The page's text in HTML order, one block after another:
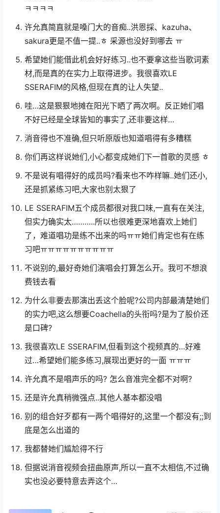
ㅋㅋㅋㅋ
许允真简直就是嗓门大的音痴..洪恩採、kazuha、
sakura更是不值一提..ㅎ 采源也没好到哪去 ㅠ
希望她们能借此机会好好练习..也不要拿这些当歌词素
材,而是真的在实力上取得进步。我很喜欢LE
SSERAFIM的风格,但现在真的让人失望..
哇…这是狠狠地摊在阳光下晒了两次啊。反正她们唱
不好已经是全球皆知的事实了,还非要这样…
消音得也不准确,但只听原版也知道唱得有多糟糕
你们再这样说她们,小心都变成她们下一首歌的灵感 ㅎ
不是说有唱得好的成员吗?看来也不咋样嘛..她们还小,
还是抓紧练习吧,大家也别太狠了
LE SSERAFIM五个成员都很对我口味,一直有在关注,
但实力确实太………..所以也很难更深地喜欢上她们
了，难道唱功是练不出来的吗ㅠㅠ她们肯定也有在练
习吧ㅠㅠㅠㅠㅠㅠㅠㅠㅠㅠ
不说别的,最好奇她们演唱会打算怎么开。我可不想浪
费钱去看
为什么非要去那演出丢这个脸呢?公司内部最清楚她们
的实力吧,这么想要Coachella的头衔吗?是为了股价还
是口碑?
我很喜欢LE SSERAFIM,但看到这个视频真的…好难
过…希望她们能多练习,展现出更好的一面 ㅠㅠㅠ
许允真不是唱声乐的吗? 怎么音准完全都不对啊?
还是许允真稍微强点..其他人基本都没唱
别的组合好歹都有一两个唱得好的,这里一个都没有;;到
底是怎么出道的
我都替她们尴尬得不行
但据说消音视频会扭曲原声,所以一直不太相信,不过确
实也没必要特意去弄这个…